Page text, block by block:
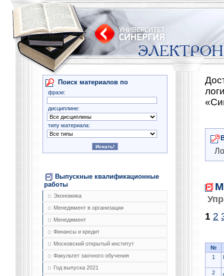
Поиск материалов по
фразе:
дисциплине:
типу материала:
Выпускные квалификационные
работы
Экономика
Менеджмент в организации
Менеджмент
Финансы и кредит
Московский открытый институт
Факультет заочного обучения
Год выпуска 2021
1 2
№
1
2